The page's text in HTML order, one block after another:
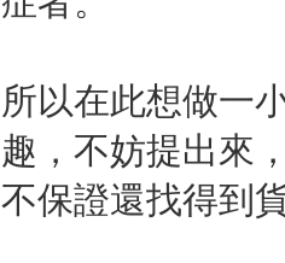
所以在此想做一
趣，不妨提出來
不保證還找得到